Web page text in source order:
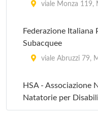
viale Monza 119,
Federazione Italiana
Subacquee
viale Abruzzi 79,
HSA - Associazione
Natatorie per Disabili